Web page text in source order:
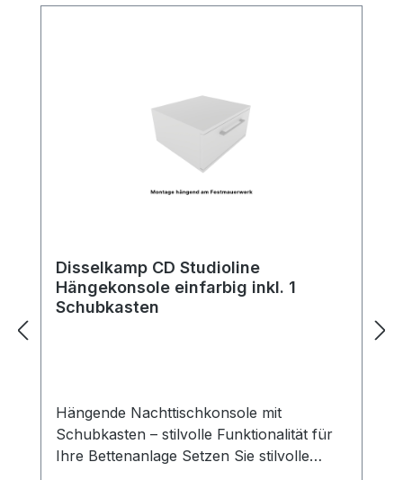
Disselkamp CD Studioline
Hängekonsole einfarbig inkl. 1
Schubkasten
Hängende Nachttischkonsole mit
Schubkasten – stilvolle Funktionalität für
Ihre Bettenanlage Setzen Sie stilvolle